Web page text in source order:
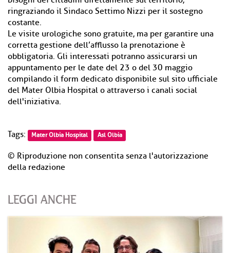
ringraziando il Sindaco Settimo Nizzi per il sostegno
costante.
Le visite urologiche sono gratuite, ma per garantire una
corretta gestione dell’afflusso la prenotazione è
obbligatoria. Gli interessati potranno assicurarsi un
appuntamento per le date del 23 o del 30 maggio
compilando il form dedicato disponibile sul sito ufficiale
del Mater Olbia Hospital o attraverso i canali social
dell'iniziativa.
Tags: Mater Olbia Hospital Asl Olbia
© Riproduzione non consentita senza l'autorizzazione
della redazione
LEGGI ANCHE